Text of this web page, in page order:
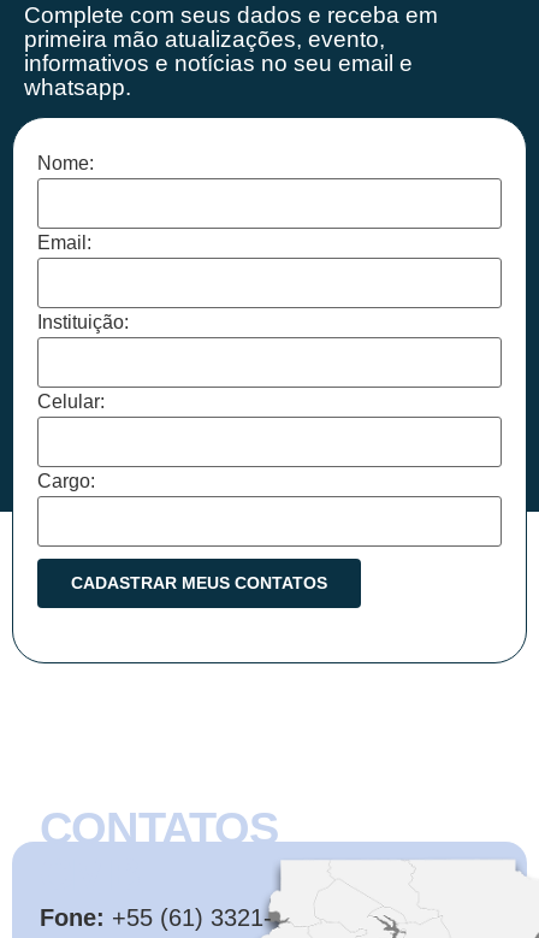
Complete com seus dados e receba em
primeira mão atualizações, evento,
informativos e notícias no seu email e
whatsapp.
Nome:
Email:
Instituição:
Celular:
Cargo:
CONTATOS
Fone: +55 (61) 3321-